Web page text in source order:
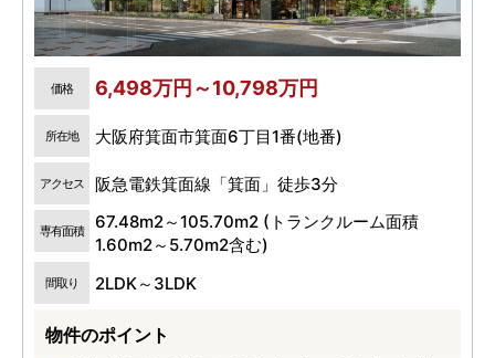
価格 6,498万円～10,798万円
所在地 大阪府箕面市箕面6丁目1番(地番)
アクセス 阪急電鉄箕面線「箕面」徒歩3分
専有面積
67.48m2～105.70m2 (トランクルーム面積
1.60m2～5.70m2含む)
間取り 2LDK～3LDK
物件のポイント